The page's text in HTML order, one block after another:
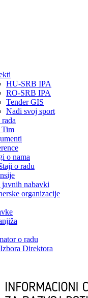
HU-SRB IPA
RO-SRB IPA
Tender GIS
Nađi svoj sport
o nama
o radu
javnih nabavki
organizacije
o radu
Direktora